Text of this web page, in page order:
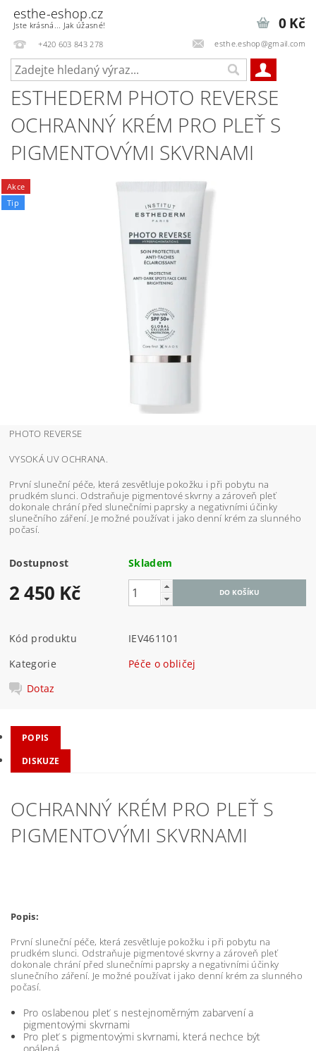
esthe-eshop.cz
Jste krásná... Jak úžasné!
+420 603 843 278
esthe.eshop@gmail.com
0 Kč
ESTHEDERM PHOTO REVERSE
OCHRANNÝ KRÉM PRO PLEŤ S
PIGMENTOVÝMI SKVRNAMI
Akce
Tip
PHOTO REVERSE
VYSOKÁ UV OCHRANA.
První sluneční péče, která zesvětluje pokožku i při pobytu na
prudkém slunci. Odstraňuje pigmentové skvrny a zároveň pleť
dokonale chrání před slunečními paprsky a negativními účinky
slunečního záření. Je možné používat i jako denní krém za slunného
počasí.
Dostupnost Skladem
2 450 Kč
Kód produktu
IEV461101
Kategorie
Péče o obličej
Dotaz
POPIS
DISKUZE
OCHRANNÝ KRÉM PRO PLEŤ S
PIGMENTOVÝMI SKVRNAMI
Popis:
První sluneční péče, která zesvětluje pokožku i při pobytu na
prudkém slunci. Odstraňuje pigmentové skvrny a zároveň pleť
dokonale chrání před slunečními paprsky a negativními účinky
slunečního záření. Je možné používat i jako denní krém za slunného
počasí.
Pro oslabenou pleť s nestejnoměrným zabarvení a
pigmentovými skvrnami
Pro pleť s pigmentovými skvrnami, která nechce být
opálená